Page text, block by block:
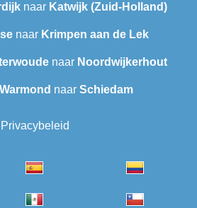
naar Katwijk (Zuid-Holland)
naar Krimpen aan de Lek
naar Noordwijkerhout
Warmond naar Schiedam
Privacybeleid